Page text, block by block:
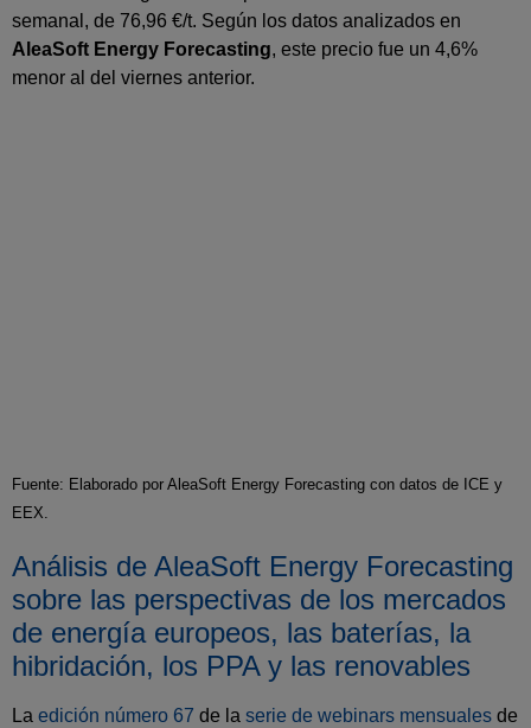
semanal, de 76,96 €/t. Según los datos analizados en
AleaSoft Energy Forecasting, este precio fue un 4,6%
menor al del viernes anterior.
Fuente: Elaborado por AleaSoft Energy Forecasting con datos de ICE y
EEX.
Análisis de AleaSoft Energy Forecasting
sobre las perspectivas de los mercados
de energía europeos, las baterías, la
hibridación, los PPA y las renovables
La edición número 67 de la serie de webinars mensuales de